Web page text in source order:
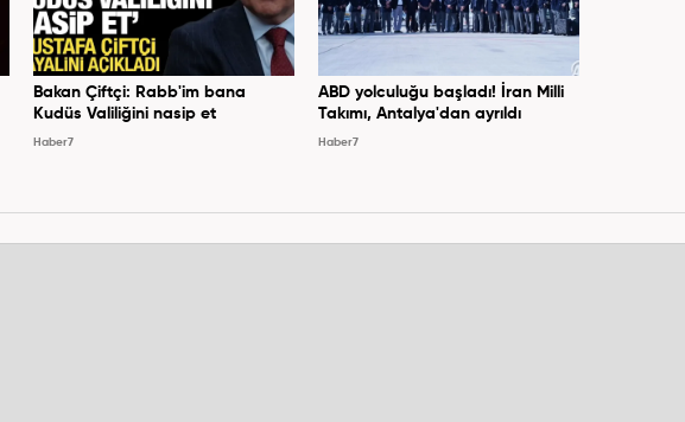
Bakan Çiftçi: Rabb'im bana
Kudüs Valiliğini nasip et
Haber7
ABD yolculuğu başladı! İran Milli
Takımı, Antalya'dan ayrıldı
Haber7